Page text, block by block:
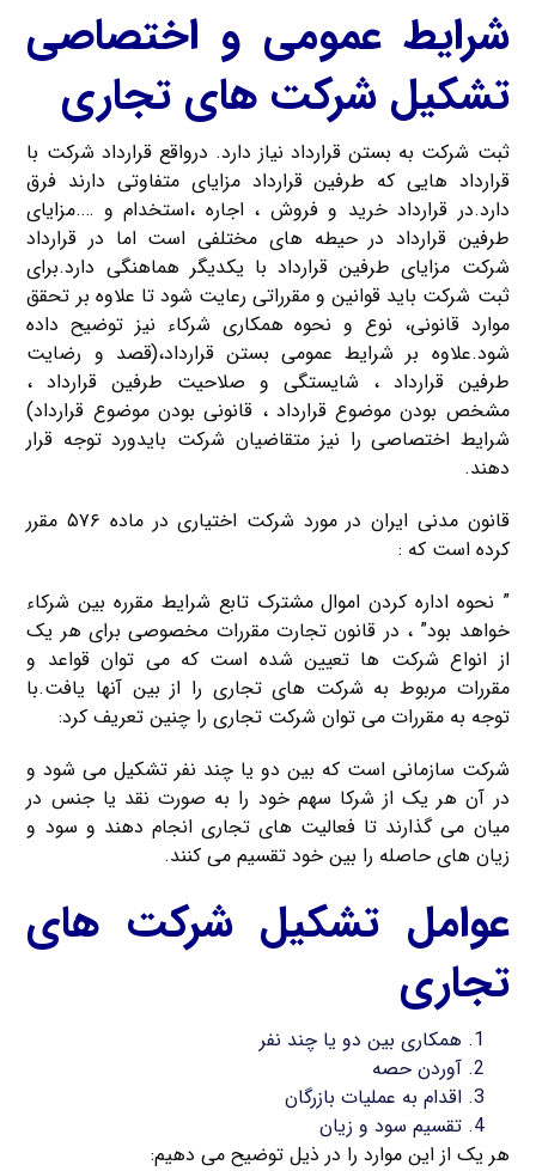
شرایط عمومی و اختصاصی
تشکیل شرکت های تجاری
ثبت شرکت به بستن قرارداد نیاز دارد. درواقع قرارداد شرکت با
قرارداد هایی که طرفین قرارداد مزایای متفاوتی دارند فرق
دارد.در قرارداد خرید و فروش ، اجاره ،استخدام و ….مزایای
طرفین قرارداد در حیطه های مختلفی است اما در قرارداد
شرکت مزایای طرفین قرارداد با یکدیگر هماهنگی دارد.برای
ثبت شرکت باید قوانین و مقرراتی رعایت شود تا علاوه بر تحقق
موارد قانونی، نوع و نحوه همکاری شرکاء نیز توضیح داده
شود.علاوه بر شرایط عمومی بستن قرارداد،(قصد و رضایت
طرفین قرارداد ، شایستگی و صلاحیت طرفین قرارداد ،
مشخص بودن موضوع قرارداد ، قانونی بودن موضوع قرارداد)
شرایط اختصاصی را نیز متقاضیان شرکت بایدورد توجه قرار
دهند.
قانون مدنی ایران در مورد شرکت اختیاری در ماده ۵۷۶ مقرر
کرده است که :
” نحوه اداره کردن اموال مشترک تابع شرایط مقرره بین شرکاء
خواهد بود” ، در قانون تجارت مقررات مخصوصی برای هر یک
از انواع شرکت ها تعیین شده است که می توان قواعد و
مقررات مربوط به شرکت های تجاری را از بین آنها یافت.با
توجه به مقررات می توان شرکت تجاری را چنین تعریف کرد:
شرکت سازمانی است که بین دو یا چند نفر تشکیل می شود و
در آن هر یک از شرکا سهم خود را به صورت نقد یا جنس در
میان می گذارند تا فعالیت های تجاری انجام دهند و سود و
زیان های حاصله را بین خود تقسیم می کنند.
عوامل تشکیل شرکت های
تجاری
همکاری بین دو یا چند نفر
آوردن حصه
اقدام به عملیات بازرگان
تقسیم سود و زیان
هر یک از این موارد را در ذیل توضیح می دهیم: